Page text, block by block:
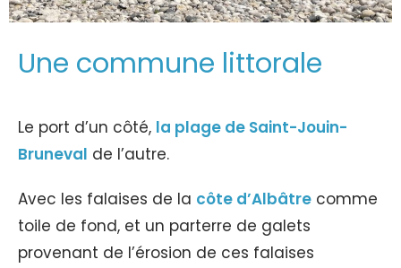
Une commune littorale
Le port d’un côté, la plage de Saint-Jouin-
Bruneval de l’autre.
Avec les falaises de la côte d’Albâtre comme
toile de fond, et un parterre de galets
provenant de l’érosion de ces falaises